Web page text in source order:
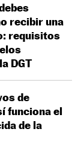
recibir una
requisitos
DGT
de
funciona el
de la